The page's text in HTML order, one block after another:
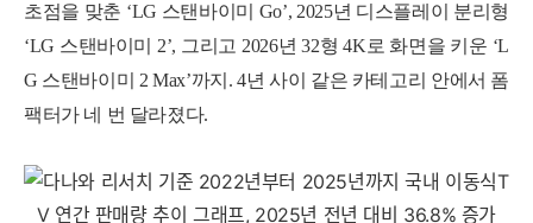
초점을 맞춘 ‘LG 스탠바이미 Go’, 2025년 디스플레이 분리형
‘LG 스탠바이미 2’, 그리고 2026년 32형 4K로 화면을 키운 ‘L
G 스탠바이미 2 Max’까지. 4년 사이 같은 카테고리 안에서 폼
팩터가 네 번 달라졌다.